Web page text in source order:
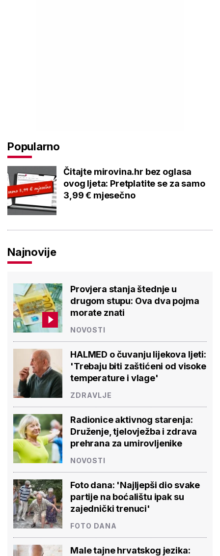
Popularno
Čitajte mirovina.hr bez oglasa
ovog ljeta: Pretplatite se za samo
3,99 € mjesečno
Najnovije
Provjera stanja štednje u
drugom stupu: Ova dva pojma
morate znati
NOVOSTI
HALMED o čuvanju lijekova ljeti:
'Trebaju biti zaštićeni od visoke
temperature i vlage'
ZDRAVLJE
Radionice aktivnog starenja:
Druženje, tjelovježba i zdrava
prehrana za umirovljenike
NOVOSTI
Foto dana: 'Najljepši dio svake
partije na boćalištu ipak su
zajednički trenuci'
FOTO DANA
Male tajne hrvatskog jezika: